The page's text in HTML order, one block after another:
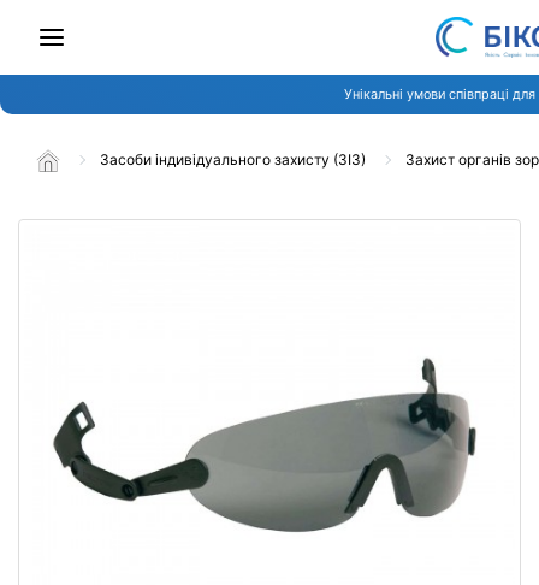
Унікальні умови співпраці
Засоби індивідуального захисту (ЗІЗ) Захист органів